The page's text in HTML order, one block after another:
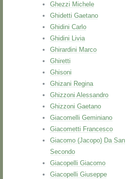
Ghezzi Michele
Ghidetti Gaetano
Ghidini Carlo
Ghidini Livia
Ghirardini Marco
Ghiretti
Ghisoni
Ghizani Regina
Ghizzoni Alessandro
Ghizzoni Gaetano
Giacomelli Geminiano
Giacometti Francesco
Giacomo (Jacopo) Da San
Secondo
Giacopelli Giacomo
Giacopelli Giuseppe